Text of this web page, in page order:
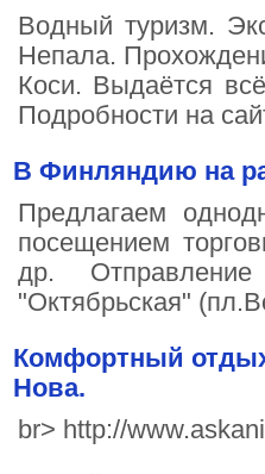
Водный туризм.
Непала.
Коси. Выдаётся
Подробности на
В Финляндию на
Предлагаем
посещением
др.
"Октябрьская"
Комфортный
Нова.
br> http://